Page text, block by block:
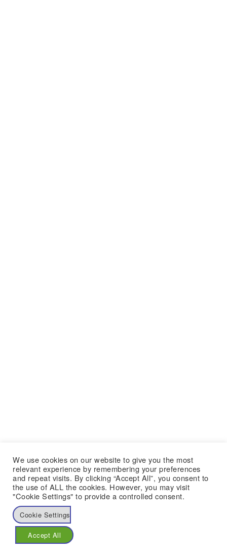
We use cookies on our website to give you the most
relevant experience by remembering your preferences
and repeat visits. By clicking “Accept All”, you consent to
the use of ALL the cookies. However, you may visit
"Cookie Settings" to provide a controlled consent.
Cookie Settings
Accept All